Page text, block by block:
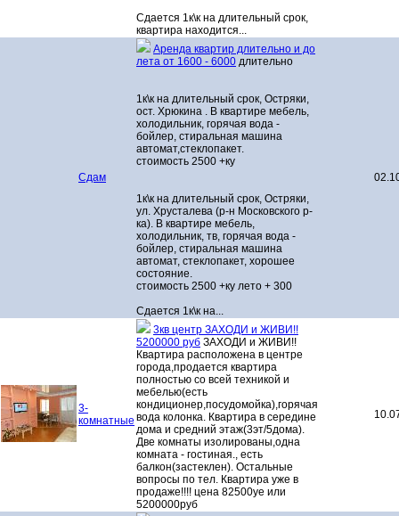
Сдается 1к\к на длительный срок,
квартира находится...
Сдам
Аренда квартир длительно и до
лета от 1600 - 6000 длительно
1к\к на длительный срок, Остряки,
ост. Хрюкина . В квартире мебель,
холодильник, горячая вода -
бойлер, стиральная машина
автомат,стеклопакет.
стоимость 2500 +ку
1к\к на длительный срок, Остряки,
ул. Хрусталева (р-н Московского р-
ка). В квартире мебель,
холодильник, тв, горячая вода -
бойлер, стиральная машина
автомат, стеклопакет, хорошее
состояние.
стоимость 2500 +ку лето + 300
Сдается 1к\к на...
3-
комнатные
3кв центр ЗАХОДИ и ЖИВИ!!
5200000 руб ЗАХОДИ и ЖИВИ!!
Квартира расположена в центре
города,продается квартира
полностью со всей техникой и
мебелью(есть
кондиционер,посудомойка),горячая
вода колонка. Квартира в середине
дома и средний этаж(3эт/5дома).
Две комнаты изолированы,одна
комната - гостиная., есть
балкон(застеклен). Остальные
вопросы по тел. Квартира уже в
продаже!!!! цена 82500уе или
5200000руб